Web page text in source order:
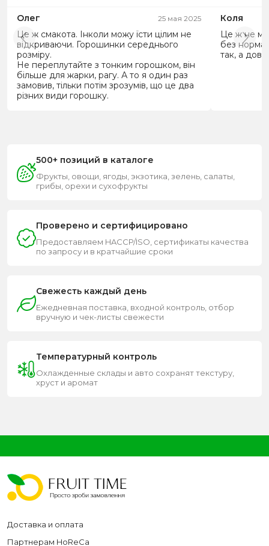
Олег 25 мая 2025
Це ж смакота. Інколи можу їсти цілим не
відкриваючи. Горошинки середнього
розміру.
Не переплутайте з тонким горошком, він
більше для жарки, рагу. А то я один раз
замовив, тільки потім зрозумів, що це два
різних види горошку.
Коля
Це ж не
без
так, а
500+ позиций в каталоге
Фрукты, овощи, ягоды, экзотика, зелень, салаты,
грибы, орехи и сухофрукты
Проверено и сертифицировано
Предоставляем HACCP/ISO, сертификаты качества
по запросу и в кратчайшие сроки
Свежесть каждый день
Ежедневная поставка, входной контроль, отбор
вручную и чек-листы свежести
Температурный контроль
Охлажденные склады и авто сохранят текстуру,
хруст и аромат
Доставка и оплата
Партнерам HoReCa